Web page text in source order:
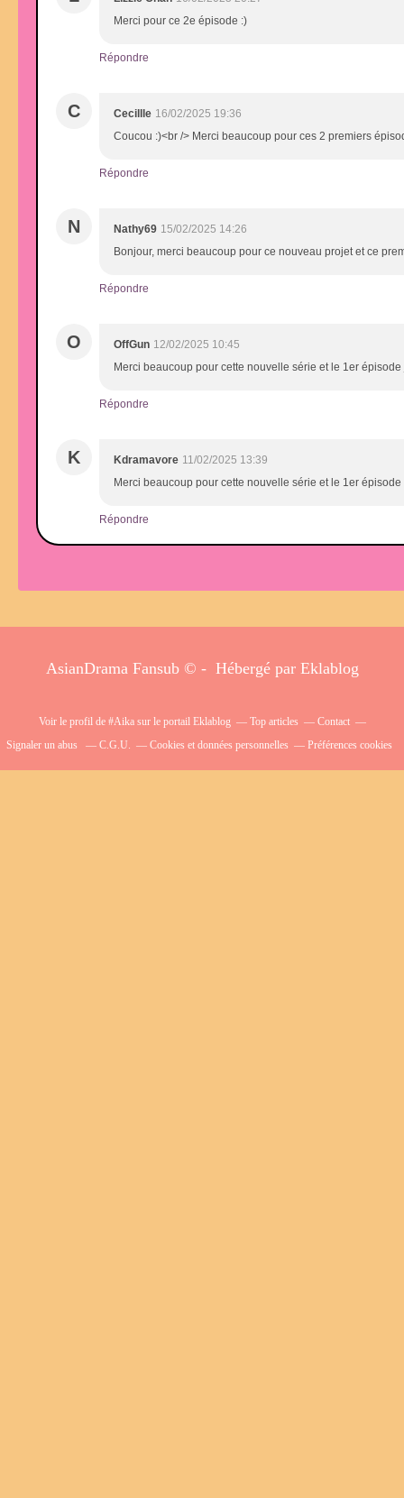
Merci pour ce 2e épisode :)
Répondre
C Cecillle 16/02/2025 19:36
Coucou :)<br /> Merci beaucoup pour ces 2 premiers
Répondre
N Nathy69 15/02/2025 14:26
Bonjour, merci beaucoup pour ce nouveau projet et ce
Répondre
O OffGun 12/02/2025 10:45
Merci beaucoup pour cette nouvelle série et le 1er
Répondre
K Kdramavore 11/02/2025 13:39
Merci beaucoup pour cette nouvelle série et le 1er épisode
Répondre
AsianDrama Fansub © - Hébergé par Eklablog
Voir le profil de #Aikasur le portail Eklablog Top articles
Contact
Signaler un abus
C.G.U. Cookies et données personnelles Préférences cookies